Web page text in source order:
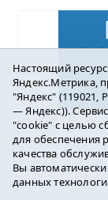
Настоящий
Яндекс.Метрика,
"Яндекс" (119021,
— Яндекс)).
"cookie" с целью
для обеспечения
качества
Вы
данных